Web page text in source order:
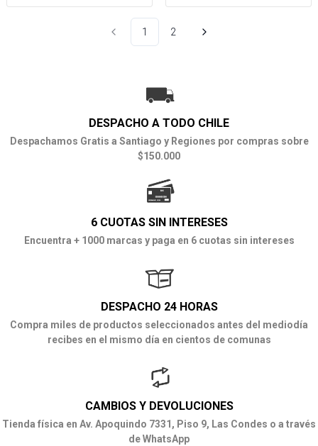
1 2
DESPACHO A TODO CHILE
Despachamos Gratis a Santiago y Regiones por compras sobre
$150.000
6 CUOTAS SIN INTERESES
Encuentra + 1000 marcas y paga en 6 cuotas sin intereses
DESPACHO 24 HORAS
Compra miles de productos seleccionados antes del mediodía
recibes en el mismo día en cientos de comunas
CAMBIOS Y DEVOLUCIONES
Tienda física en Av. Apoquindo 7331, Piso 9, Las Condes o a través
de WhatsApp